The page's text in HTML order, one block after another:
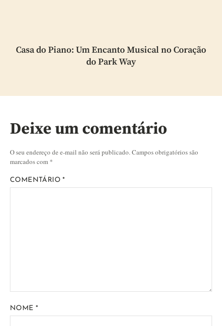
Casa do Piano: Um Encanto Musical no Coração
do Park Way
Deixe um comentário
O seu endereço de e-mail não será publicado.Campos obrigatórios são
marcados com *
COMENTÁRIO*
NOME *